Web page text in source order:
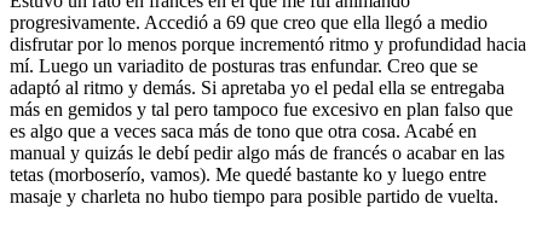
progresivamente. Accedió a 69 que creo que ella llegó a medio
disfrutar por lo menos porque incrementó ritmo y profundidad hacia
mí. Luego un variadito de posturas tras enfundar. Creo que se
adaptó al ritmo y demás. Si apretaba yo el pedal ella se entregaba
más en gemidos y tal pero tampoco fue excesivo en plan falso que
es algo que a veces saca más de tono que otra cosa. Acabé en
manual y quizás le debí pedir algo más de francés o acabar en las
tetas (morboserío, vamos). Me quedé bastante ko y luego entre
masaje y charleta no hubo tiempo para posible partido de vuelta.